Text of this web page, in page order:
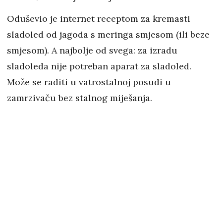
Oduševio je internet receptom za kremasti
sladoled od jagoda s meringa smjesom (ili beze
smjesom). A najbolje od svega: za izradu
sladoleda nije potreban aparat za sladoled.
Može se raditi u vatrostalnoj posudi u
zamrzivaču bez stalnog miješanja.